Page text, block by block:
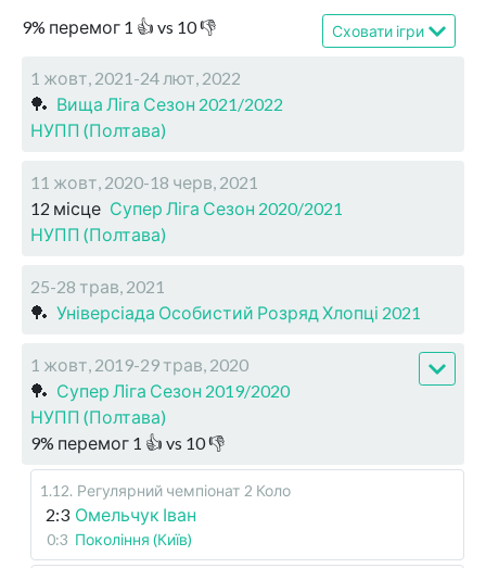
9% перемог 1 👍 vs 10👎 Сховати ігри
1 жовт, 2021-24 лют, 2022
🏓 Вища Ліга Сезон 2021/2022
НУПП (Полтава)
11 жовт, 2020-18 черв, 2021
12 місце Супер Ліга Сезон 2020/2021
НУПП (Полтава)
25-28 трав, 2021
🏓 Універсіада Особистий Розряд Хлопці 2021
1 жовт, 2019-29 трав, 2020
🏓 Супер Ліга Сезон 2019/2020
НУПП (Полтава)
9% перемог 1 👍 vs 10👎
1.12. Регулярний чемпіонат 2 Коло
2:3 Омельчук Іван
0:3 Покоління (Київ)